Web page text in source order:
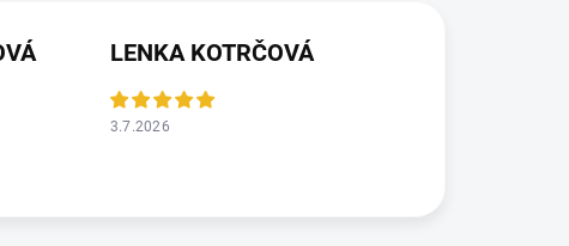
LENKA KOTRČOVÁ
3.7.2026